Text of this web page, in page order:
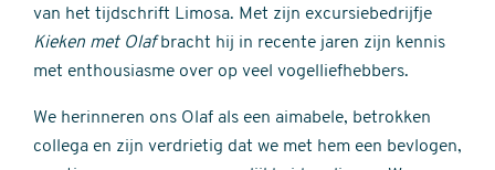
van het tijdschrift Limosa. Met zijn excursiebedrijfje
Kieken met Olaf bracht hij in recente jaren zijn kennis
met enthousiasme over op veel vogelliefhebbers.
We herinneren ons Olaf als een aimabele, betrokken
collega en zijn verdrietig dat we met hem een bevlogen,